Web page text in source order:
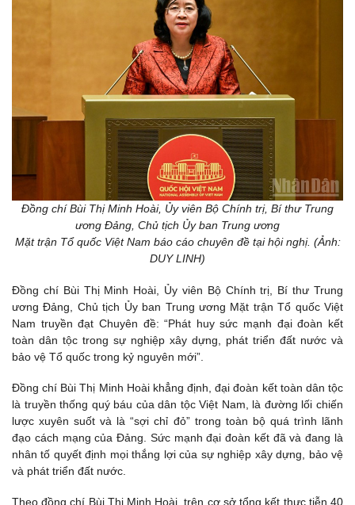
Đồng chí Bùi Thị Minh Hoài, Ủy viên Bộ Chính trị, Bí thư Trung
ương Đảng, Chủ tịch Ủy ban Trung ương
Mặt trận Tổ quốc Việt Nam báo cáo chuyên đề tại hội nghị. (Ảnh:
DUY LINH)
Đồng chí Bùi Thị Minh Hoài, Ủy viên Bộ Chính trị, Bí thư Trung
ương Đảng, Chủ tịch Ủy ban Trung ương Mặt trận Tổ quốc Việt
Nam truyền đạt Chuyên đề: “Phát huy sức mạnh đại đoàn kết
toàn dân tộc trong sự nghiệp xây dựng, phát triển đất nước và
bảo vệ Tổ quốc trong kỷ nguyên mới”.
Đồng chí Bùi Thị Minh Hoài khẳng định, đại đoàn kết toàn dân tộc
là truyền thống quý báu của dân tộc Việt Nam, là đường lối chiến
lược xuyên suốt và là “sợi chỉ đỏ” trong toàn bộ quá trình lãnh
đạo cách mạng của Đảng. Sức mạnh đại đoàn kết đã và đang là
nhân tố quyết định mọi thắng lợi của sự nghiệp xây dựng, bảo vệ
và phát triển đất nước.
Theo đồng chí Bùi Thị Minh Hoài, trên cơ sở tổng kết thực tiễn 40